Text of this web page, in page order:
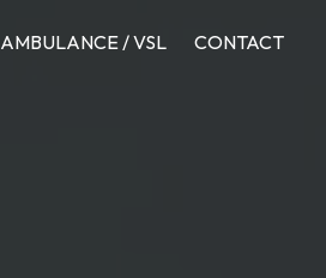
AMBULANCE / VSL CONTACT